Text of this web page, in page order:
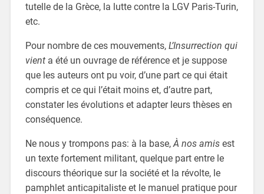
tutelle de la Grèce, la lutte contre la LGV Paris-Turin,
etc.
Pour nombre de ces mouvements, L’Insurrection qui
vienta été un ouvrage de référence et je suppose
que les auteurs ont pu voir, d’une part ce qui était
compris et ce qui l’était moins et, d’autre part,
constater les évolutions et adapter leurs thèses en
conséquence.
Ne nous y trompons pas: à la base,À nos amisest
un texte fortement militant, quelque part entre le
discours théorique sur la société et la révolte, le
pamphlet anticapitaliste et le manuel pratique pour